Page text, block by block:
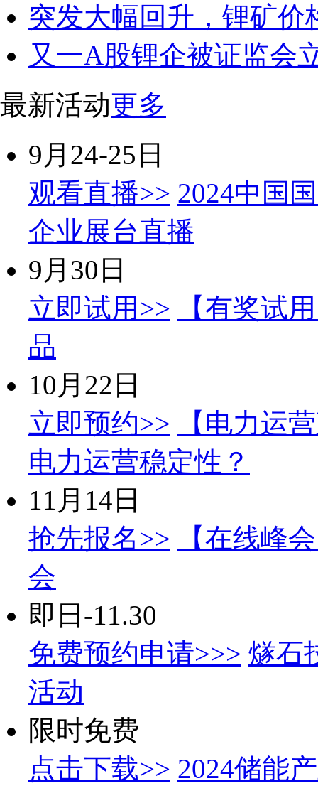
突发大幅回升，锂矿价
又一A股锂企被证监会
最新活动更多
9月24-25日
观看直播>> 2024中国
企业展台直播
9月30日
立即试用>>
【有奖试
品
10月22日
立即预约>>
【电力运
电力运营稳定性？
11月14日
抢先报名>>
【在线峰
会
即日-11.30
免费预约申请>>> 燧石
活动
限时免费
点击下载>> 2024储能